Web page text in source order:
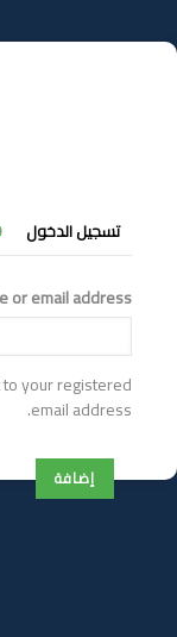
إلى
المحتوى
التبويبات
الأساسية
تسجيل الدخول
or email address
your registered
email address.